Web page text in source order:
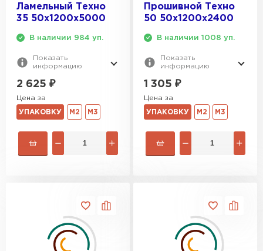
Ламельный Техно
35 50х1200х5000
В наличии 984 уп.
Показать
информацию
2 625 ₽
Цена за
УПАКОВКУ М2 М3
Прошивной Техно
50 50х1200х2400
В наличии 1008 уп.
Показать
информацию
1 305 ₽
Цена за
УПАКОВКУ М2 М3